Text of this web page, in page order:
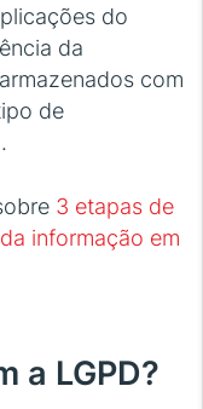
do
da
com
de
3 etapas de
informação em
a LGPD?